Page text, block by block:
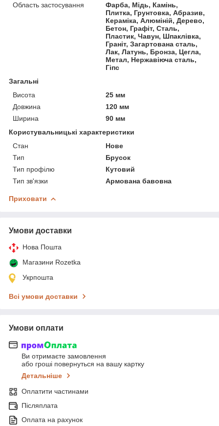
Область застосування
Фарба, Мідь, Камінь,
Плитка, Грунтовка, Абразив,
Кераміка, Алюміній, Дерево,
Бетон, Графіт, Сталь,
Пластик, Чавун, Шпаклівка,
Граніт, Загартована сталь,
Лак, Латунь, Бронза, Цегла,
Метал, Нержавіюча сталь,
Гіпс
Загальні
Висота
25 мм
Довжина
120 мм
Ширина
90 мм
Користувальницькі характеристики
Стан
Нове
Тип
Брусок
Тип профілю
Кутовий
Тип зв'язки
Армована бавовна
Приховати
Умови доставки
Нова Пошта
Магазини Rozetka
Укрпошта
Всі умови доставки
Умови оплати
Ви отримаєте замовлення
або гроші повернуться на вашу картку
Детальніше
Оплатити частинами
Післяплата
Оплата на рахунок